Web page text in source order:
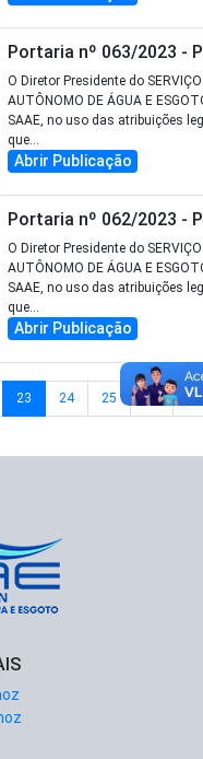
Portaria nº 063/2023 -
O Diretor Presidente do SERVIÇO
AUTÔNOMO DE ÁGUA E
SAAE, no uso das atribuições
que...
Abrir Publicação
Portaria nº 062/2023 -
O Diretor Presidente do SERVIÇO
AUTÔNOMO DE ÁGUA E
SAAE, no uso das atribuições
que...
Abrir Publicação
23 24 25 26 ...